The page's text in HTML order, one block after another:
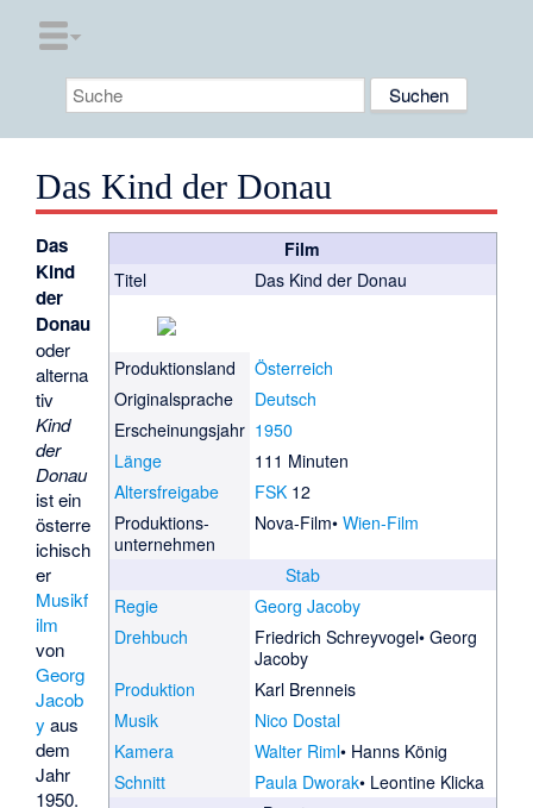
Das Kind der Donau
Film
Titel
Das Kind der Donau
Produktionsland
Österreich
Originalsprache
Deutsch
Erscheinungsjahr 1950
Länge
111 Minuten
Altersfreigabe
FSK12
Produktions­
unternehmen
Nova-Film Wien-Film
Stab
Regie
Georg Jacoby
Drehbuch
Friedrich Schreyvogel Georg
Jacoby
Produktion
Karl Brenneis
Musik
Nico Dostal
Kamera
Walter Riml Hanns König
Schnitt
Paula Dworak Leontine Klicka
Das
Kind
der
Donau
oder
alterna
tiv
Kind
der
Donau
ist ein
österre
ichisch
er
Musikf
ilm
von
Georg
Jacob
y aus
dem
Jahr
1950.